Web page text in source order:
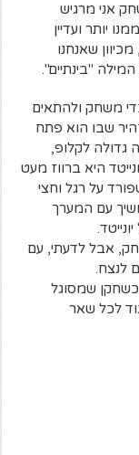
אני מרגיש
יותר ועדיין
שאנחנו
"בינתיים".
משחק ולהתאים
שבו הוא פתח
גדולה לקלופ,
היא ברווז מעט
על רגל וחצי
עם המערך
אבל לדעתי, עם
לנצח.
כשחקן שמסוגל
לכל שאר